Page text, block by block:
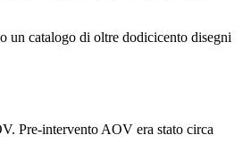
un catalogo di oltre dodicicento disegni
Pre-intervento AOV era stato circa